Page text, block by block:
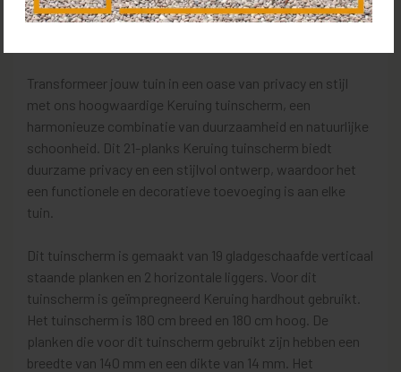
Tuinscherm Hardhout 21 planks |
Transformeer jouw tuin in een oase van privacy en stijl
met ons hoogwaardige Keruing tuinscherm, een
harmonieuze combinatie van duurzaamheid en natuurlijke
schoonheid. Dit 21-planks Keruing tuinscherm biedt
duurzame privacy en een stijlvol ontwerp, waardoor het
een functionele en decoratieve toevoeging is aan elke
tuin.
Dit tuinscherm is gemaakt van 19 gladgeschaafde verticaal
staande planken en 2 horizontale liggers. Voor dit
tuinscherm is geïmpregneerd Keruing hardhout gebruikt.
Het tuinscherm is 180 cm breed en 180 cm hoog. De
planken die voor dit tuinscherm gebruikt zijn hebben een
breedte van 140 mm en een dikte van 14 mm. Het